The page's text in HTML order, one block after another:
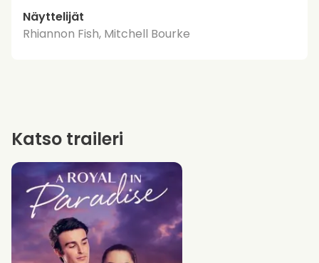
Näyttelijät
Rhiannon Fish, Mitchell Bourke
Katso traileri